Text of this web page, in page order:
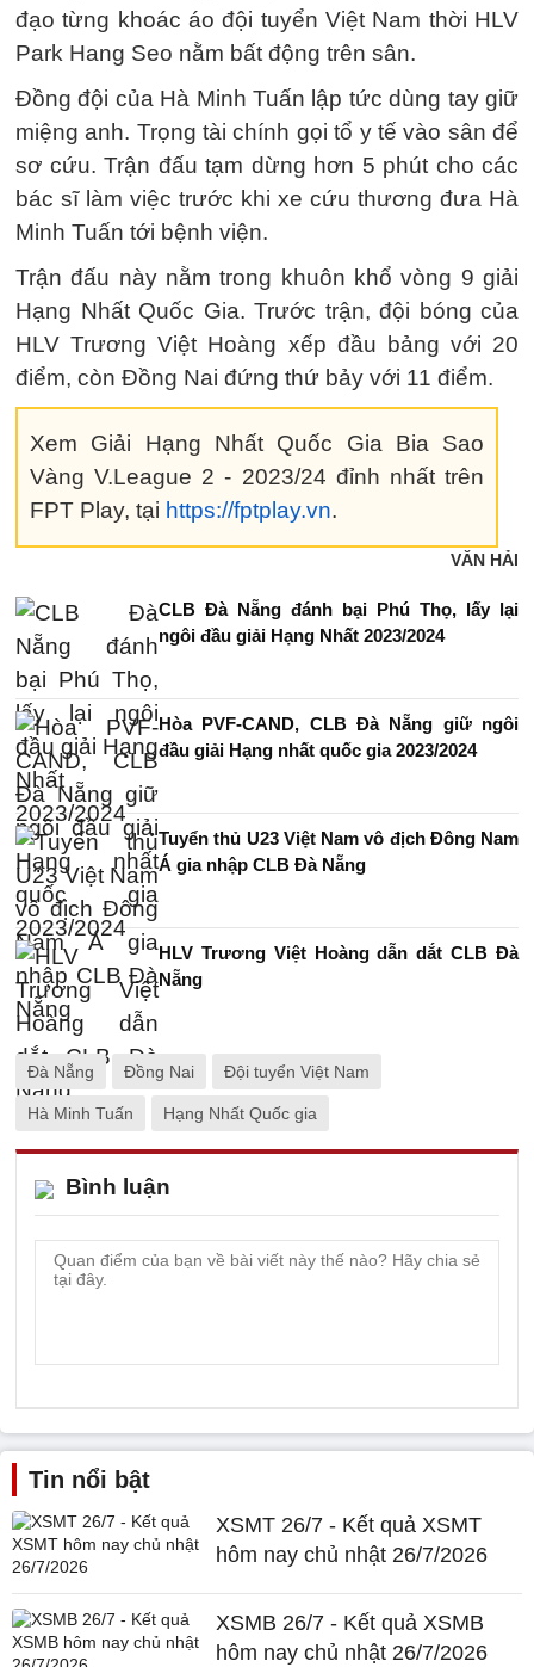
đạo từng khoác áo đội tuyển Việt Nam thời HLV
Park Hang Seo nằm bất động trên sân.
Đồng đội của Hà Minh Tuấn lập tức dùng tay giữ
miệng anh. Trọng tài chính gọi tổ y tế vào sân để
sơ cứu. Trận đấu tạm dừng hơn 5 phút cho các
bác sĩ làm việc trước khi xe cứu thương đưa Hà
Minh Tuấn tới bệnh viện.
Trận đấu này nằm trong khuôn khổ vòng 9 giải
Hạng Nhất Quốc Gia. Trước trận, đội bóng của
HLV Trương Việt Hoàng xếp đầu bảng với 20
điểm, còn Đồng Nai đứng thứ bảy với 11 điểm.
Xem Giải Hạng Nhất Quốc Gia Bia Sao
Vàng V.League 2 - 2023/24 đỉnh nhất trên
FPT Play, tại https://fptplay.vn.
VĂN HẢI
CLB Đà Nẵng đánh bại Phú Thọ, lấy lại
ngôi đầu giải Hạng Nhất 2023/2024
Hòa PVF-CAND, CLB Đà Nẵng giữ ngôi
đầu giải Hạng nhất quốc gia 2023/2024
Tuyển thủ U23 Việt Nam vô địch Đông Nam
Á gia nhập CLB Đà Nẵng
HLV Trương Việt Hoàng dẫn dắt CLB Đà
Nẵng
Đà Nẵng Đồng Nai Đội tuyển Việt Nam
Hà Minh Tuấn Hạng Nhất Quốc gia
Bình luận
Tin nổi bật
XSMT 26/7 - Kết quả XSMT
hôm nay chủ nhật 26/7/2026
XSMB 26/7 - Kết quả XSMB
hôm nay chủ nhật 26/7/2026